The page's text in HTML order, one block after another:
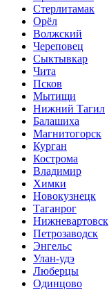
Стерлитамак
Орёл
Волжский
Череповец
Сыктывкар
Чита
Псков
Мытищи
Нижний Тагил
Балашиха
Магнитогорск
Курган
Кострома
Владимир
Химки
Новокузнецк
Таганрог
Нижневартовск
Петрозаводск
Энгельс
Улан-удэ
Люберцы
Одинцово